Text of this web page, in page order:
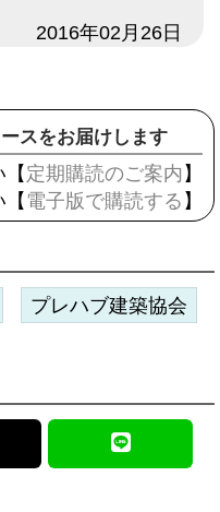
2016年02月26日
スをお届けします
定期購読のご案内 】
電子版で購読する 】
プレハブ建築協会